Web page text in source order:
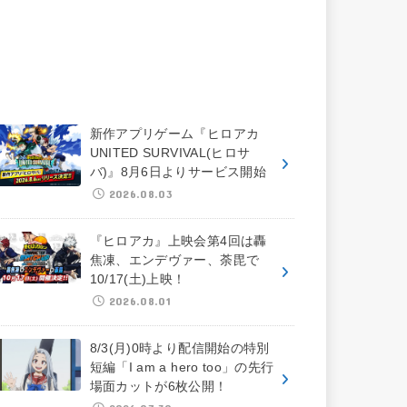
新作アプリゲーム『ヒロアカ
UNITED SURVIVAL(ヒロサ
バ)』8月6日よりサービス開始
2026.08.03
『ヒロアカ』上映会第4回は轟
焦凍、エンデヴァー、荼毘で
10/17(土)上映！
2026.08.01
8/3(月)0時より配信開始の特別
短編「I am a hero too」の先行
場面カットが6枚公開！